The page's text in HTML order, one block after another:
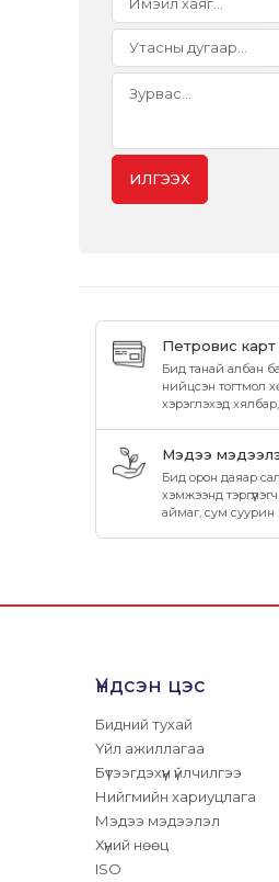
ИЛГЭЭХ
Петровис карт
Бид танай албан
нийцсэн тогтмол
хэрэглэхэд
Мэдээ
Бид орон даяар
хэмжээнд
аймаг, сум
Үндсэн цэс
Бидний тухай
Үйл ажиллагаа
Бүтээгдэхүүн үйлчилгээ
Нийгмийн хариуцлага
Мэдээ мэдээлэл
Хүний нөөц
ISO